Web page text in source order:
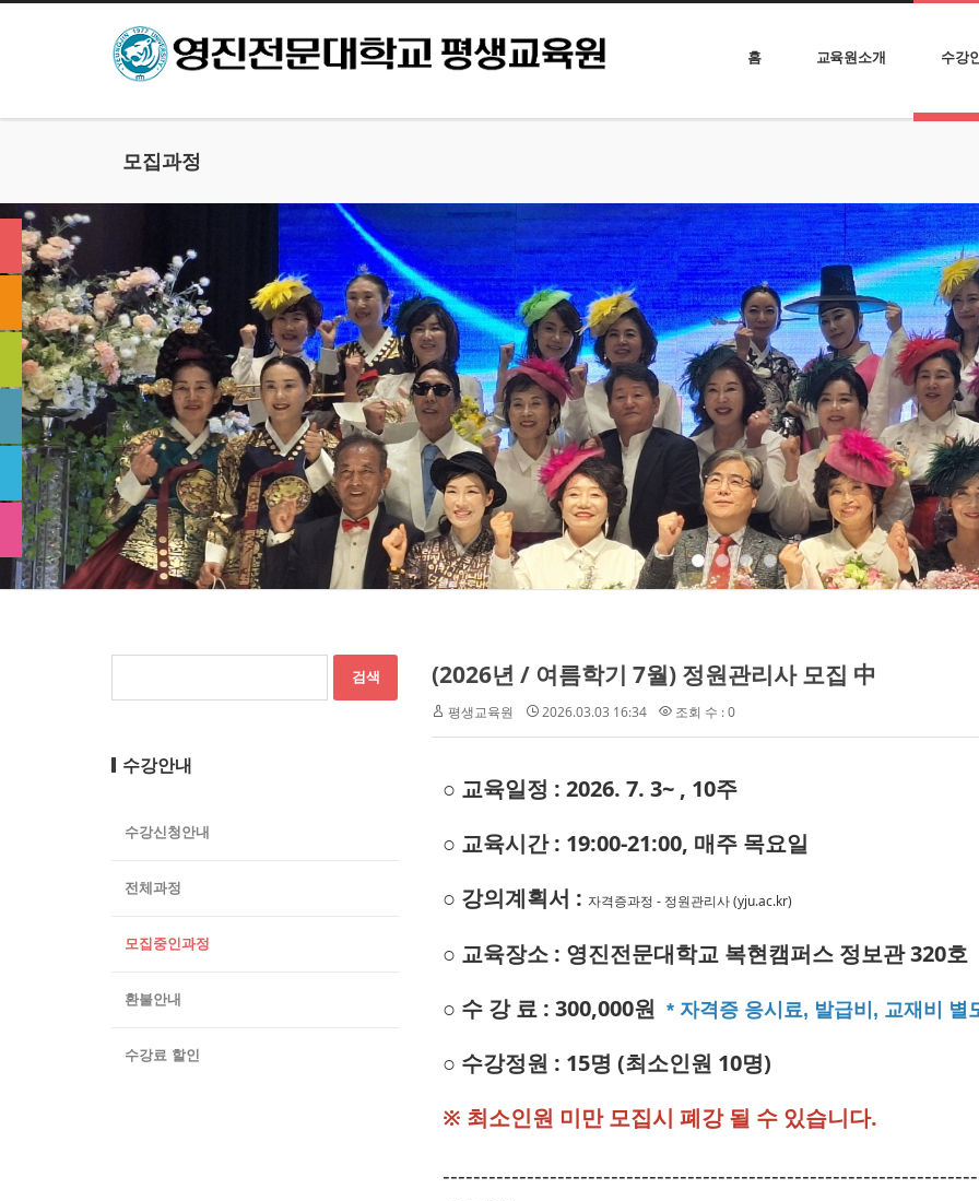
홈 교육원소개 수강
모집과정
(2026년 / 여름학기 7월) 정원관리사 모집 中
평생교육원 2026.03.03 16:34 조회 수 : 0
○ 교육일정 : 2026. 7. 3~ , 10주
○ 교육시간 : 19:00-21:00, 매주 목요일
○ 강의계획서 : 자격증과정 - 정원관리사 (yju.ac.kr)
○ 교육장소 : 영진전문대학교 복현캠퍼스 정보관 320호
○ 수 강 료 : 300,000원 * 자격증 응시료, 발급비, 교재비 별
○ 수강정원 : 15명 (최소인원 10명)
※ 최소인원 미만 모집시 폐강 될 수 있습니다.
수강안내
수강신청안내
전체과정
모집중인과정
환불안내
수강료 할인